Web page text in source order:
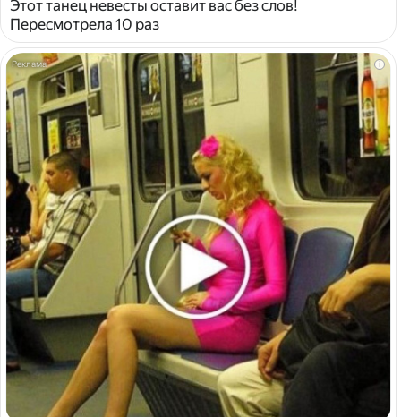
Этот танец невесты оставит вас без слов!
Пересмотрела 10 раз
i